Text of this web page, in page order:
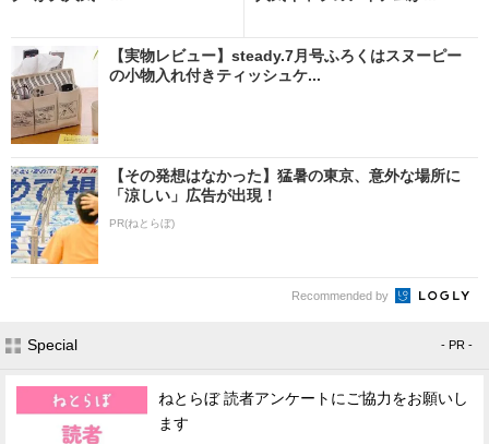
【実物レビュー】steady.7月号ふろくはスヌーピー
の小物入れ付きティッシュケ...
【その発想はなかった】猛暑の東京、意外な場所に
「涼しい」広告が出現！
PR(ねとらぼ)
Recommended by
Special - PR -
ねとらぼ 読者アンケートにご協力をお願いし
ます